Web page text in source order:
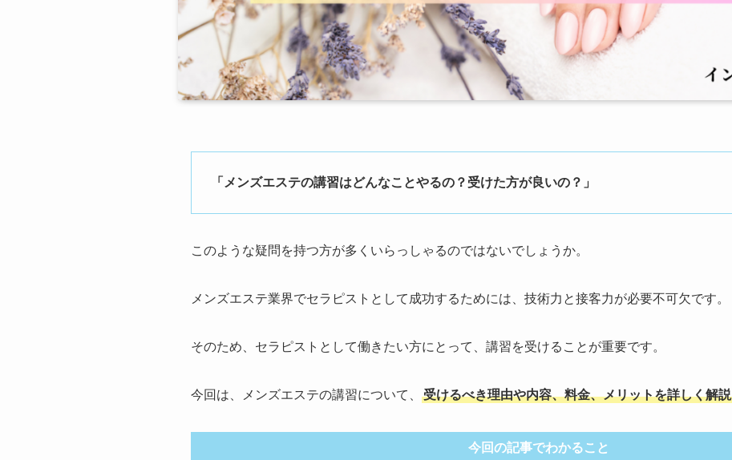
「メンズエステの講習はどんなことやるの？受けた方が良いの？」
このような疑問を持つ方が多くいらっしゃるのではないでしょうか。
メンズエステ業界でセラピストとして成功するためには、技術力と接客力が必要不可欠です。
そのため、セラピストとして働きたい方にとって、講習を受けることが重要です。
今回は、メンズエステの講習について、 受けるべき理由や内容、料金、メリットを詳しく解説
今回の記事でわかること